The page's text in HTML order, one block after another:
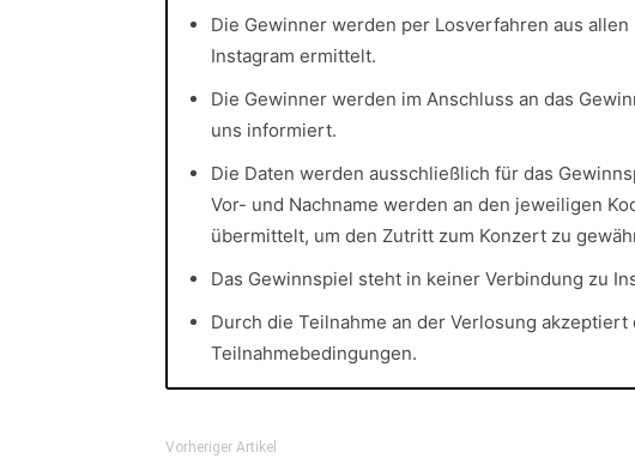
Die Gewinner werden per Losverfahren aus
Instagram ermittelt.
Die Gewinner werden im Anschluss an das
uns informiert.
Die Daten werden ausschließlich für das
Vor- und Nachname werden an den jeweiligen
übermittelt, um den Zutritt zum Konzert zu
Das Gewinnspiel steht in keiner Verbindung zu
Durch die Teilnahme an der Verlosung
Teilnahmebedingungen.
Vorheriger Artikel